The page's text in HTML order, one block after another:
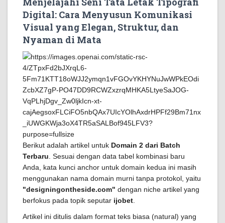
Digital: Cara Menyusun Komunikasi
Visual yang Elegan, Struktur, dan
Nyaman di Mata
Berikut adalah artikel untuk Domain 2 dari Batch
Terbaru . Sesuai dengan data tabel kombinasi baru
Anda, kata kunci anchor untuk domain kedua ini masih
menggunakan nama domain murni tanpa protokol, yaitu
"designingontheside.com" dengan niche artikel yang
berfokus pada topik seputar ijobet
Artikel ini ditulis dalam format teks biasa (natural) yang